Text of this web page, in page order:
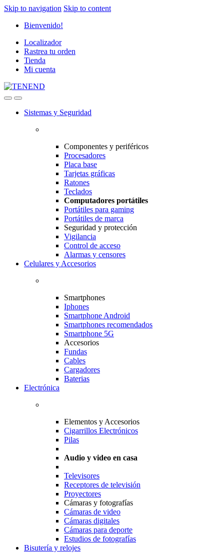
Skip to navigation Skip to content
Bienvenido!
Localizador
Rastrea tu orden
Tienda
Mi cuenta
Sistemas y Seguridad
Componentes y periféricos
Procesadores
Placa base
Tarjetas gráficas
Ratones
Teclados
Computadores portátiles
Portátiles para gaming
Portátiles de marca
Seguridad y protección
Vigilancia
Control de acceso
Alarmas y censores
Celulares y Accesorios
Smartphones
Iphones
Smartphone Android
Smartphones recomendados
Smartphone 5G
Accesorios
Fundas
Cables
Cargadores
Baterias
Electrónica
Elementos y Accesorios
Cigarrillos Electrónicos
Pilas
Audio y video en casa
Televisores
Receptores de televisión
Proyectores
Cámaras y fotografías
Cámaras de video
Cámaras digitales
Cámaras para deporte
Estudios de fotografías
Bisutería y relojes